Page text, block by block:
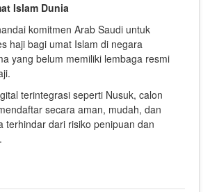
Islam Dunia
komitmen Arab Saudi untuk
haji bagi umat Islam di negara
yang belum memiliki lembaga resmi
terintegrasi seperti Nusuk, calon
secara aman, mudah, dan
dari risiko penipuan dan